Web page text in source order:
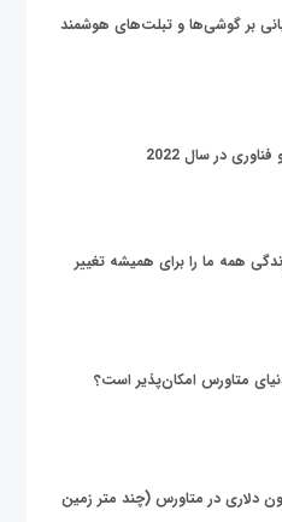
بر گوشی‌ها و تبلت‌های هوشمند
همه ما را برای همیشه تغییر
دنیای متاورس امکان‌پذیر است؟
4.3 میلیون دلاری در متاورس (چند متر زمین